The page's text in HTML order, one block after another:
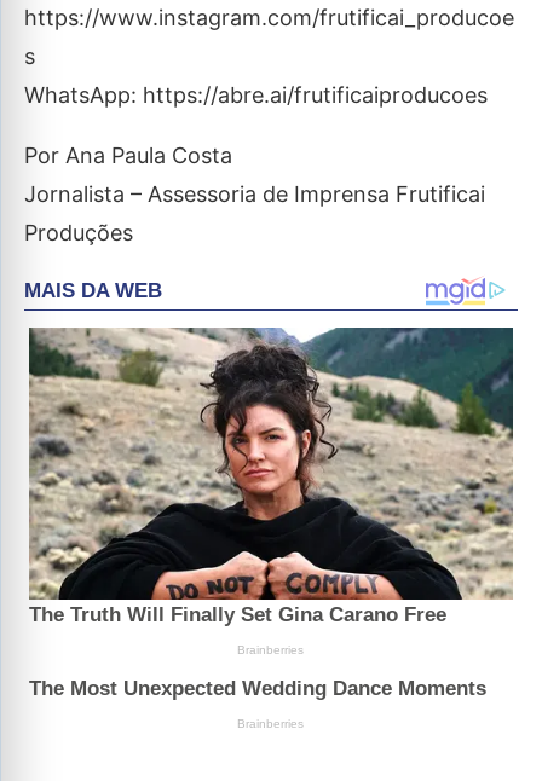
https://www.instagram.com/frutificai_producoe
s
WhatsApp: https://abre.ai/frutificaiproducoes
Por Ana Paula Costa
Jornalista – Assessoria de Imprensa Frutificai
Produções